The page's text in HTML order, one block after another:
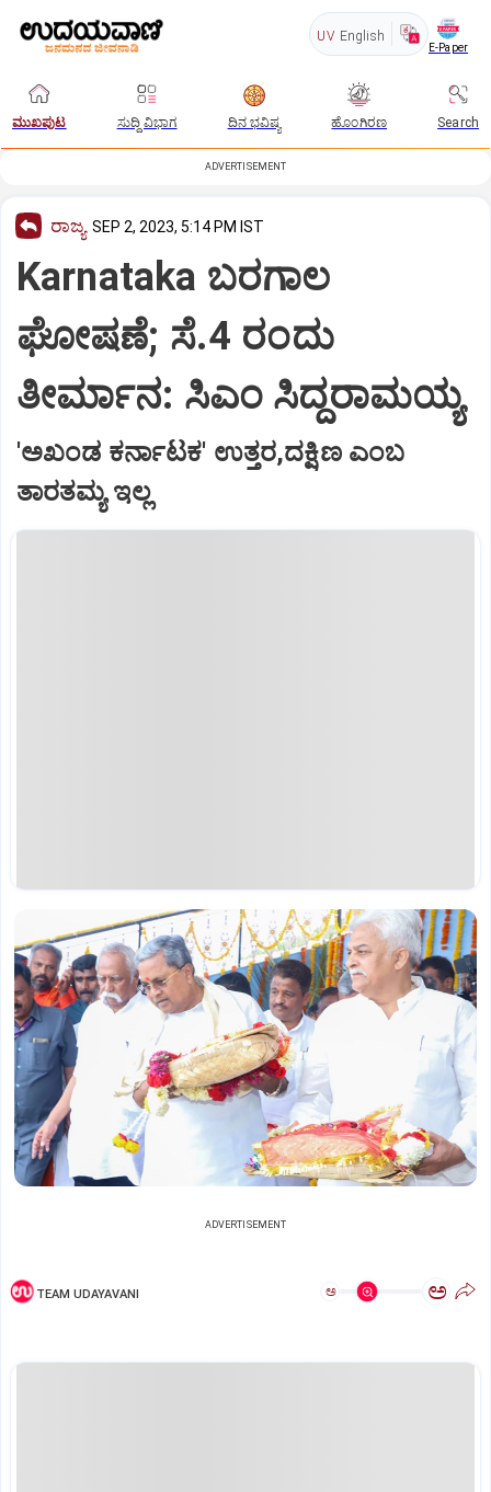
UV English
E-Paper
ಮುಖಪುಟ ಸುದ್ದಿ ವಿಭಾಗ ದಿನ ಭವಿಷ್ಯ ಹೊಂಗಿರಣ Search
ADVERTISEMENT
ರಾಜ್ಯ SEP 2, 2023, 5:14 PM IST
Karnataka ಬರಗಾಲ
ಘೋಷಣೆ; ಸೆ.4 ರಂದು
ತೀರ್ಮಾನ: ಸಿಎಂ ಸಿದ್ದರಾಮಯ್ಯ
'ಅಖಂಡ ಕರ್ನಾಟಕ' ಉತ್ತರ,ದಕ್ಷಿಣ ಎಂಬ
ತಾರತಮ್ಯ ಇಲ್ಲ
ADVERTISEMENT
TEAM UDAYAVANI ಅ ಅ